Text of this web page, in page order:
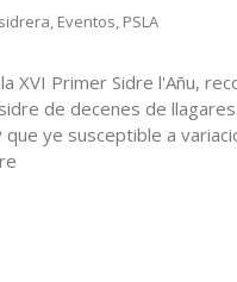
, Eventos, PSLA
XVI Primer Sidre l'Añu,
de decenes de
ye susceptible a